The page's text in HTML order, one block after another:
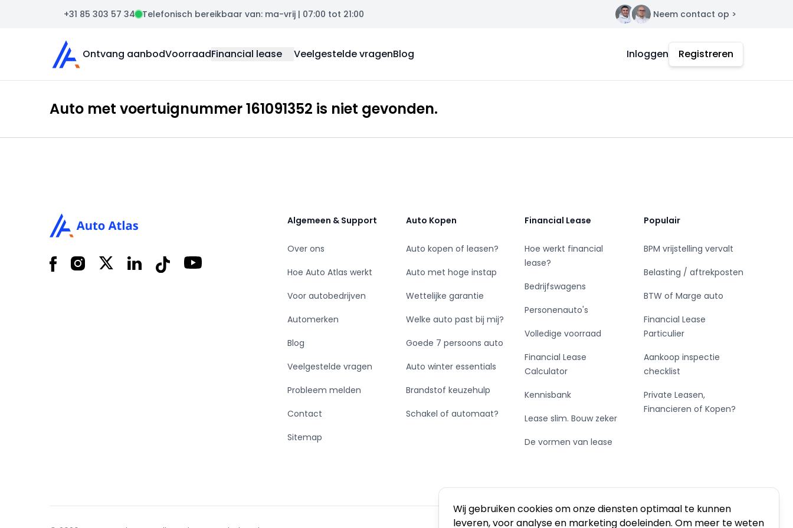
Wij gebruiken cookies om onze diensten optimaal te kunnen
leveren, voor analyse en marketing doeleinden. Om meer te weten
+31 85 303 57 34 Telefonisch bereikbaar van: ma-vrij | 07:00 tot 21:00 Contact Neem contact op >
Auto Atlas
Ontvang aanbodVoorraadFinancial lease Veelgestelde vragenBlog Inloggen Registreren
Auto met voertuignummer 161091352 is niet gevonden.
FacebookInstagram
X LinkedInTiktok YouTube
Algemeen & Support
Over ons
Hoe Auto Atlas werkt
Voor autobedrijven
Automerken
Blog
Veelgestelde vragen
Probleem melden
Contact
Sitemap
Auto Kopen
Auto kopen of leasen?
Auto met hoge instap
Wettelijke garantie
Welke auto past bij mij?
Goede 7 persoons auto
Auto winter essentials
Brandstof keuzehulp
Schakel of automaat?
Financial Lease
Hoe werkt financial
lease?
Bedrijfswagens
Personenauto's
Volledige voorraad
Financial Lease
Calculator
Kennisbank
Lease slim. Bouw zeker
De vormen van lease
Populair
BPM vrijstelling vervalt
Belasting / aftrekposten
BTW of Marge auto
Financial Lease
Particulier
Aankoop inspectie
checklist
Private Leasen,
Financieren of Kopen?